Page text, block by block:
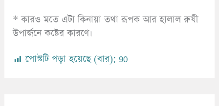
* কারও মতে এটা কিনায়া তথা রূপক আর হালাল রুযী
উপার্জনে কষ্টের কারণে।
পোস্টটি পড়া হয়েছে (বার): 90